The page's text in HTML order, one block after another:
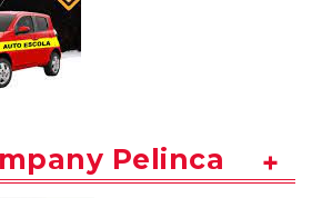
Pelinca